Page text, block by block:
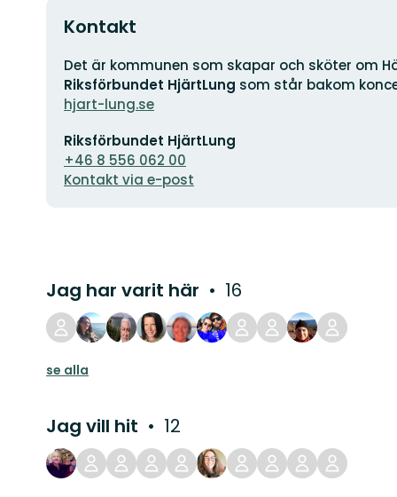
Kontakt
Adress
Det är kommunen som skapar och sköter om
Riksförbundet HjärtLung som står bakom
hjart-lung.se
postadress
Riksförbundet HjärtLung
+46 8 556 062 00
Kontakt via e-post
Jag har varit här 16
se alla
Jag vill hit 12